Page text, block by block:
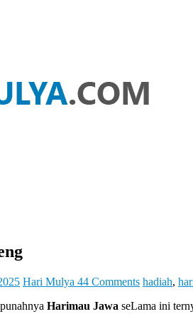
Hari Mulya 44 Comments hadiah,
Harimau Jawa seLama ini